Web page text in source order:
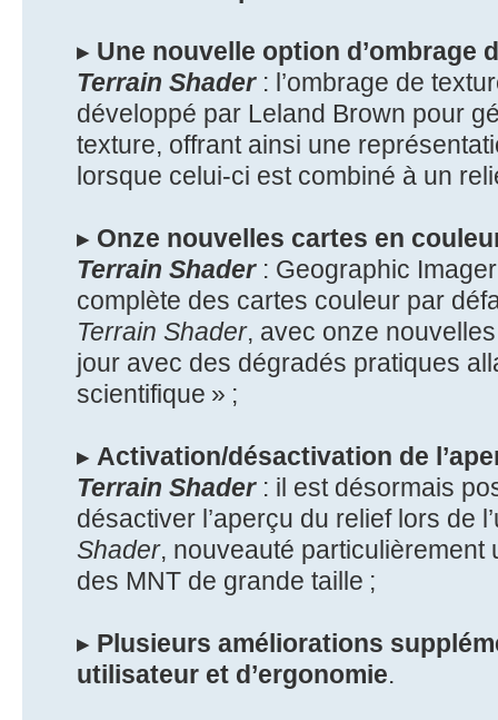
▸ Une nouvelle option d’ombrage
Terrain Shader: l’ombrage de
développé par Leland Brown pour
texture, offrant ainsi une
lorsque celui-ci est combiné à un
▸ Onze nouvelles cartes en
Terrain Shader: Geographic
complète des cartes couleur par
Terrain Shader, avec onze
jour avec des dégradés pratiques
scientifique » ;
▸ Activation/désactivation de
Terrain Shader: il est désormais
désactiver l’aperçu du relief lors de
Shader, nouveauté particulièrement
des MNT de grande taille ;
▸ Plusieurs améliorations
utilisateur et d’ergonomie.